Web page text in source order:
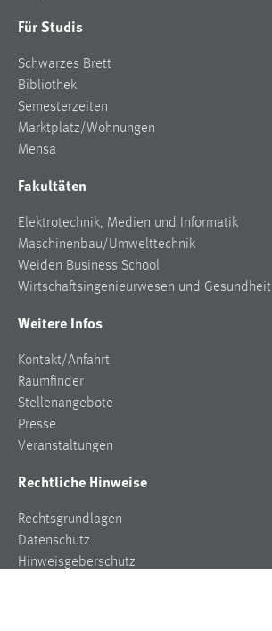
Für Studis
Schwarzes Brett
Bibliothek
Semesterzeiten
Marktplatz/Wohnungen
Mensa
Fakultäten
Elektrotechnik, Medien und Informatik
Maschinenbau/Umwelttechnik
Weiden Business School
Wirtschaftsingenieurwesen und Gesundheit
Weitere Infos
Kontakt/Anfahrt
Raumfinder
Stellenangebote
Presse
Veranstaltungen
Rechtliche Hinweise
Rechtsgrundlagen
Datenschutz
Hinweisgeberschutz